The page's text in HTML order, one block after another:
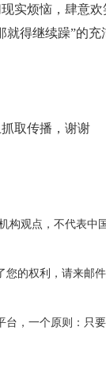
实烦恼，肆意
得继续躁”的充
取传播，谢谢
观点，不代表中
的权利，请来邮
，一个原则：只